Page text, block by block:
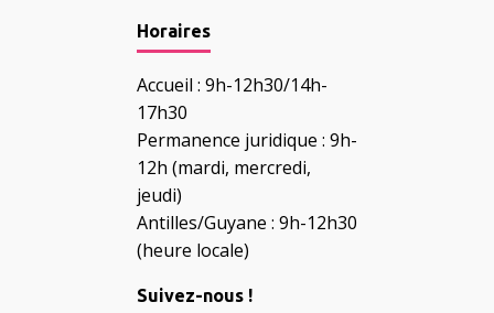
Horaires
Accueil : 9h-12h30/14h-
17h30
Permanence juridique : 9h-
12h (mardi, mercredi,
jeudi)
Antilles/Guyane : 9h-12h30
(heure locale)
Suivez-nous !